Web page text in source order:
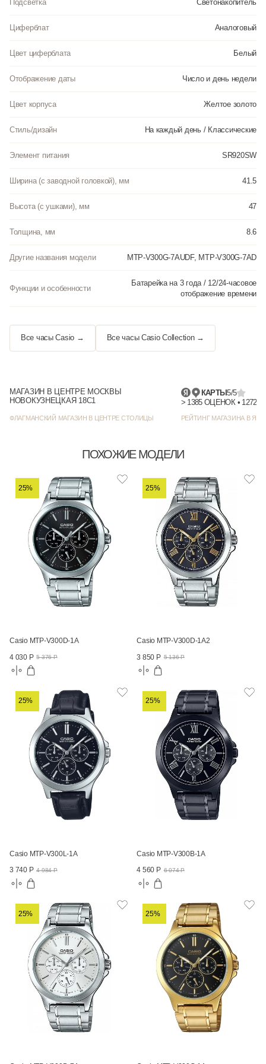
Подсветка Светонакопитель
Циферблат Аналоговый
Цвет циферблата Белый
Отображение даты Число и день недели
Цвет корпуса Желтое золото
Стиль/дизайн На каждый день / Классические
Элемент питания SR920SW
Ширина (с заводной головкой), мм 41.5
Высота (с ушками), мм 47
Толщина, мм 8.6
Другие названия модели MTP-V300G-7AUDF, MTP-V300G-7AD
Функции и особенности
Батарейка на 3 года / 12/24-часовое
отображение времени
Все часы Casio → Все часы Casio Collection →
МАГАЗИН В ЦЕНТРЕ МОСКВЫ
НОВОКУЗНЕЦКАЯ 18С1
ФЛАГМАНСКИЙ МАГАЗИН В ЦЕНТРЕ СТОЛИЦЫ
КАРТЫ5/5
РЕЙТИНГ МАГАЗИНА В
ПОХОЖИЕ МОДЕЛИ
25%
Casio MTP-V300D-1A
4 030 Р 5 376 Р
25%
Casio MTP-V300D-1A2
3 850 Р 5 136 Р
25%
Casio MTP-V300L-1A
3 740 Р 4 984 Р
25%
Casio MTP-V300B-1A
4 560 Р 6 074 Р
25% 25%